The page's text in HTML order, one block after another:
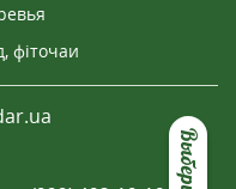
2024-11-15
З усіх замовлених
вдячна!
фіточаи